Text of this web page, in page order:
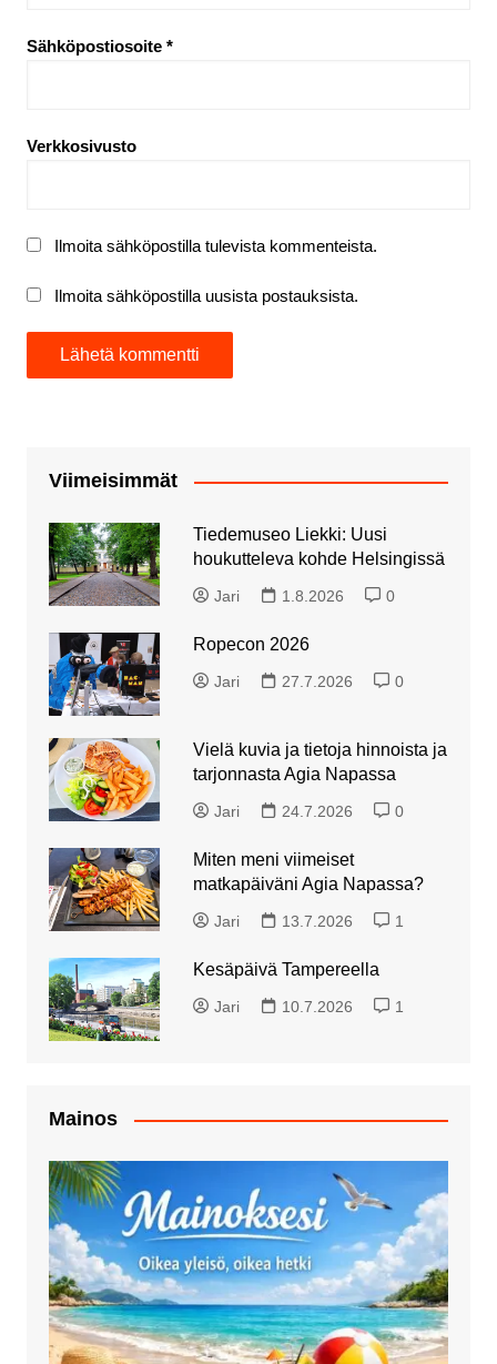
Sähköpostiosoite *
Verkkosivusto
Ilmoita sähköpostilla tulevista kommenteista.
Ilmoita sähköpostilla uusista postauksista.
Viimeisimmät
Tiedemuseo Liekki: Uusi
houkutteleva kohde Helsingissä
Jari 1.8.2026 0
Ropecon 2026
Jari 27.7.2026 0
Vielä kuvia ja tietoja hinnoista ja
tarjonnasta Agia Napassa
Jari 24.7.2026 0
Miten meni viimeiset
matkapäiväni Agia Napassa?
Jari 13.7.2026 1
Kesäpäivä Tampereella
Jari 10.7.2026 1
Mainos